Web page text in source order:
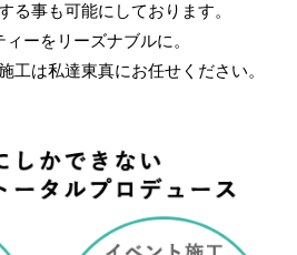
る事も可能にしております。
ーをリーズナブルに。
工は私達東真にお任せください。